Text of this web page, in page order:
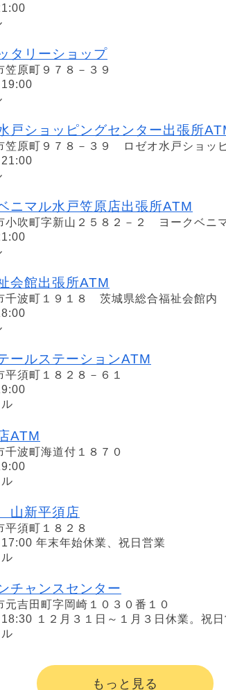
タリーショップ
原町９７８－３９
戸ショッピングセンター出張所
笠原町９７８－３９ ロゼオ水戸ショッ
ニマル水戸笠原店出張所ATM
小吹町字新山２５８２－２ ヨークベニ
会館出張所ATM
千波町１９１８ 茨城県総合福祉会館内
ールステーションATM
須町１８２８－６１
ATM
波町海道付１８７０
山新平須店
平須町１８２８
年末年始休業、祝日営業
チャンスセンター
元吉田町字岡崎１０３０番１０
１２月３１日～１月３日休業。祝日
もっと見る